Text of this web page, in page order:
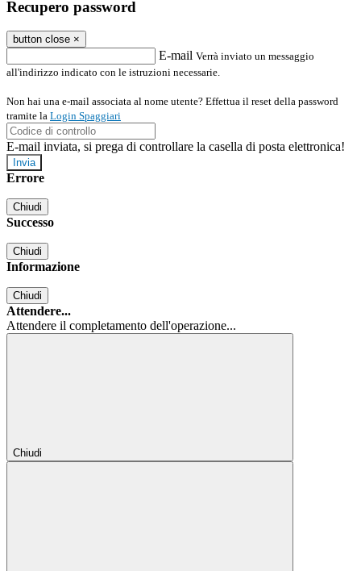
Recupero password
button close ×
E-mail Verrà inviato un messaggio
all'indirizzo indicato con le istruzioni necessarie.
Non hai una e-mail associata al nome utente? Effettua il reset della password
tramite la Login Spaggiari
E-mail inviata, si prega di controllare la casella di posta elettronica!
Errore
Chiudi
Successo
Chiudi
Informazione
Chiudi
Attendere...
Attendere il completamento dell'operazione...
Chiudi